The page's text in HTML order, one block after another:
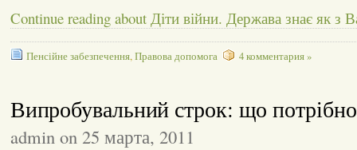
Continue reading about Діти війни. Держава знає як з
Пенсійне забезпечення,Правова допомога 4 комментария »
Випробувальний строк: що
admin on 25 марта, 2011